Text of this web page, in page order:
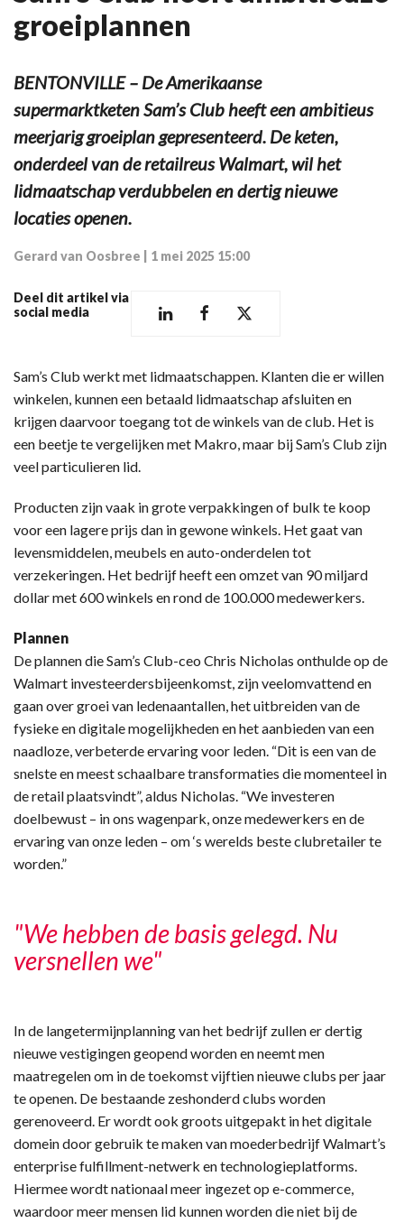
groeiplannen
BENTONVILLE – De Amerikaanse
supermarktketen Sam’s Club heeft een ambitieus
meerjarig groeiplan gepresenteerd. De keten,
onderdeel van de retailreus Walmart, wil het
lidmaatschap verdubbelen en dertig nieuwe
locaties openen.
Gerard van Oosbree 1 mei 2025 15:00
Deel dit artikel via
social media
Sam’s Club werkt met lidmaatschappen. Klanten die er willen
winkelen, kunnen een betaald lidmaatschap afsluiten en
krijgen daarvoor toegang tot de winkels van de club. Het is
een beetje te vergelijken met Makro, maar bij Sam’s Club zijn
veel particulieren lid.
Producten zijn vaak in grote verpakkingen of bulk te koop
voor een lagere prijs dan in gewone winkels. Het gaat van
levensmiddelen, meubels en auto-onderdelen tot
verzekeringen. Het bedrijf heeft een omzet van 90 miljard
dollar met 600 winkels en rond de 100.000 medewerkers.
Plannen
De plannen die Sam’s Club-ceo Chris Nicholas onthulde op de
Walmart investeerdersbijeenkomst, zijn veelomvattend en
gaan over groei van ledenaantallen, het uitbreiden van de
fysieke en digitale mogelijkheden en het aanbieden van een
naadloze, verbeterde ervaring voor leden. “Dit is een van de
snelste en meest schaalbare transformaties die momenteel in
de retail plaatsvindt”, aldus Nicholas. “We investeren
doelbewust – in ons wagenpark, onze medewerkers en de
ervaring van onze leden – om ‘s werelds beste clubretailer te
worden.”
"We hebben de basis gelegd. Nu
versnellen we"
In de langetermijnplanning van het bedrijf zullen er dertig
nieuwe vestigingen geopend worden en neemt men
maatregelen om in de toekomst vijftien nieuwe clubs per jaar
te openen. De bestaande zeshonderd clubs worden
gerenoveerd. Er wordt ook groots uitgepakt in het digitale
domein door gebruik te maken van moederbedrijf Walmart’s
enterprise fulfillment-netwerk en technologieplatforms.
Hiermee wordt nationaal meer ingezet op e-commerce,
waardoor meer mensen lid kunnen worden die niet bij de